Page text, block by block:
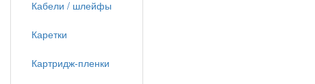
Кабели / шлейфы
Каретки
Картридж-пленки